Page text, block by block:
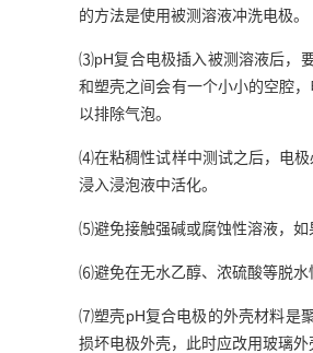
的方法是使用被测溶液冲洗电极。
⑶pH复合电极插入被测溶液后，
和塑壳之间会有一个小小的空腔
以排除气泡。
⑷在粘稠性试样中测试之后，电
浸入浸泡液中活化。
⑸避免接触强碱或腐蚀性溶液，
⑹避免在无水乙醇、浓硫酸等脱水
⑺塑壳pH复合电极的外壳材料是
损坏电极外壳，此时应改用玻璃外